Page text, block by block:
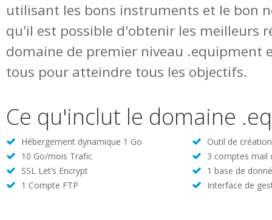
utilisant les bons instruments et le bon
qu'il est possible d'obtenir les meilleurs
domaine de premier niveau .equipment
tous pour atteindre tous les objectifs.
Ce qu'inclut le domaine
Hébergement dynamique 1 Go
Outil de
10 Go/mois Trafic
3 comptes mail
SSL Let’s Encrypt
1 base de
1 Compte FTP
Interface de